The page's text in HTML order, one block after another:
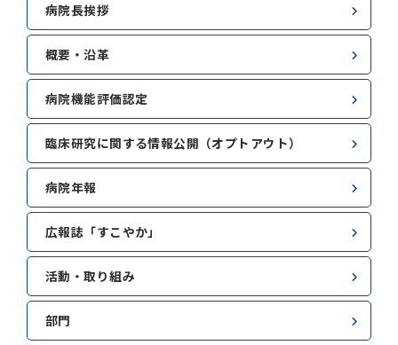
病院長挨拶
概要・沿革
病院機能評価認定
臨床研究に関する情報公開（オプトアウト）
病院年報
広報誌「すこやか」
活動・取り組み
部門